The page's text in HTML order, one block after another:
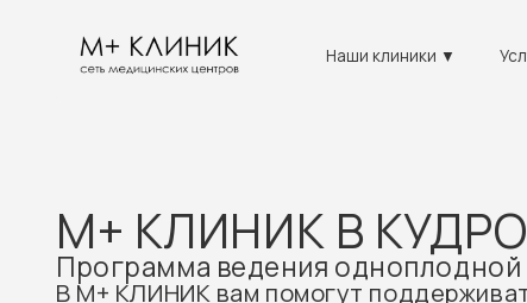
Наши клиники ▼ Услуги ▼
М+ КЛИНИК В КУДРОВО
Программа ведения одноплодной
В М+ КЛИНИК вам помогут поддерживать
обеспечат качественную помощь в период